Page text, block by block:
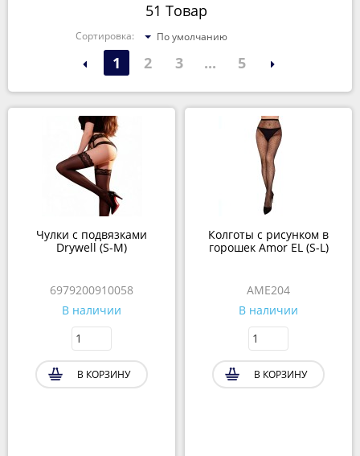
51 Товар
Сортировка: По умолчанию
1 2 3 ... 5
Чулки с подвязками
Drywell (S-M)
6979200910058
В наличии
В КОРЗИНУ
Колготы c рисунком в
горошек Amor EL (S-L)
AME204
В наличии
В КОРЗИНУ